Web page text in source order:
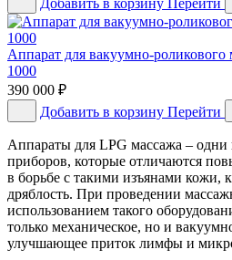
Аппарат для вакуумно-роликового
1000
390 000 ₽
Добавить в корзину Перейти
Аппараты для LPG массажа –
приборов, которые отличаются
в борьбе с такими изъянами кожи,
дряблость. При проведении
использованием такого
только механическое, но и
улучшающее приток лимфы и